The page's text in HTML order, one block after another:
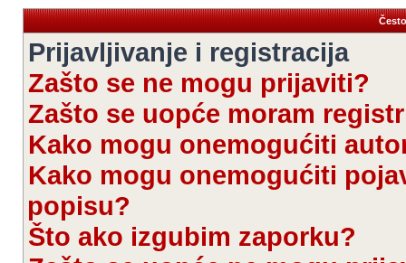
Prijavljivanje i registracija
Zašto se ne mogu prijaviti?
Zašto se uopće moram
Kako mogu onemogućiti
Kako mogu onemogućiti
popisu?
Što ako izgubim zaporku?